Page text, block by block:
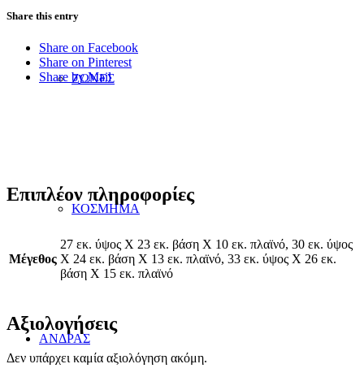
ΖΩΝΕΣ
ΚΟΣΜΗΜΑ
ΑΝΔΡΑΣ
Share this entry
Share on Facebook
Share on Pinterest
Share by Mail
Επιπλέον πληροφορίες
Μέγεθος
27 εκ. ύψος Χ 23 εκ. βάση Χ 10 εκ. πλαϊνό, 30 εκ. ύψος
Χ 24 εκ. βάση Χ 13 εκ. πλαϊνό, 33 εκ. ύψος Χ 26 εκ.
βάση Χ 15 εκ. πλαϊνό
Αξιολογήσεις
Δεν υπάρχει καμία αξιολόγηση ακόμη.